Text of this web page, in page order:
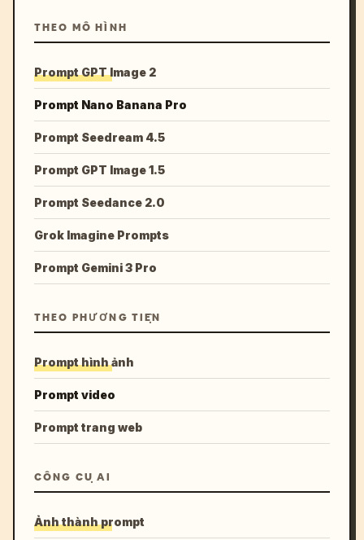
THEO MÔ HÌNH
Prompt GPT Image 2
Prompt Nano Banana Pro
Prompt Seedream 4.5
Prompt GPT Image 1.5
Prompt Seedance 2.0
Grok Imagine Prompts
Prompt Gemini 3 Pro
THEO PHƯƠNG TIỆN
Prompt hình ảnh
Prompt video
Prompt trang web
CÔNG CỤ AI
Ảnh thành prompt